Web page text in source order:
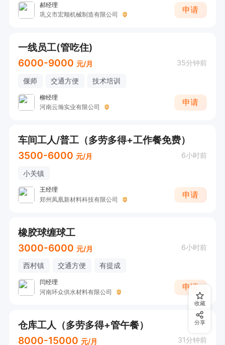
郝经理
巩义市宏顺机械制造有限公司
申请
一线员工(管吃住)
6000-9000 元/月 35分钟前
偃师 交通方便 技术培训
柳经理
河南云瀚实业有限公司
申请
车间工人/普工（多劳多得+工作餐免费）
3500-6000 元/月 6小时前
小关镇
王经理
郑州凤凰新材料科技有限公司
申请
橡胶球缠球工
3000-6000 元/月 6小时前
西村镇 交通方便 有提成
闫经理
河南环众供水材料有限公司
申请
仓库工人（多劳多得+管午餐）
8000-15000 元/月 31分钟前
收藏
分享